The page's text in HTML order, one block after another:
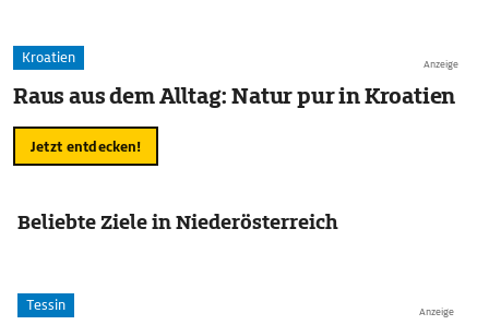
Anzeige
Kroatien
Raus aus dem Alltag: Natur pur in Kroatien
Jetzt entdecken!
Beliebte Ziele in Niederösterreich
Anzeige
Tessin